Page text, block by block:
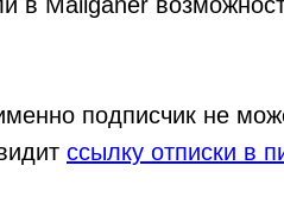
подписчик не
ссылку отписки в